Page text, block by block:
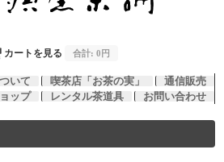
カートを見る 合計: 0円
いて 喫茶店「お茶の実」
通信販売
ップ レンタル茶道具 お問い合わせ